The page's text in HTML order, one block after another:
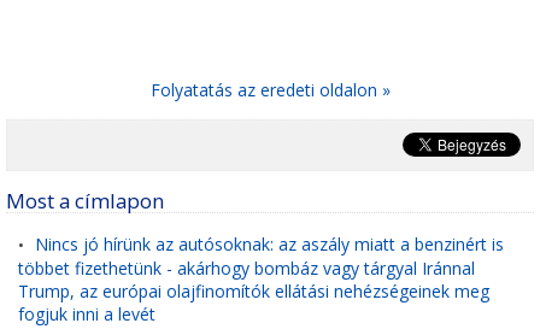
Folyatatás az eredeti oldalon »
Most a címlapon
• Nincs jó hírünk az autósoknak: az aszály miatt a benzinért is
többet fizethetünk - akárhogy bombáz vagy tárgyal Iránnal
Trump, az európai olajfinomítók ellátási nehézségeinek meg
fogjuk inni a levét